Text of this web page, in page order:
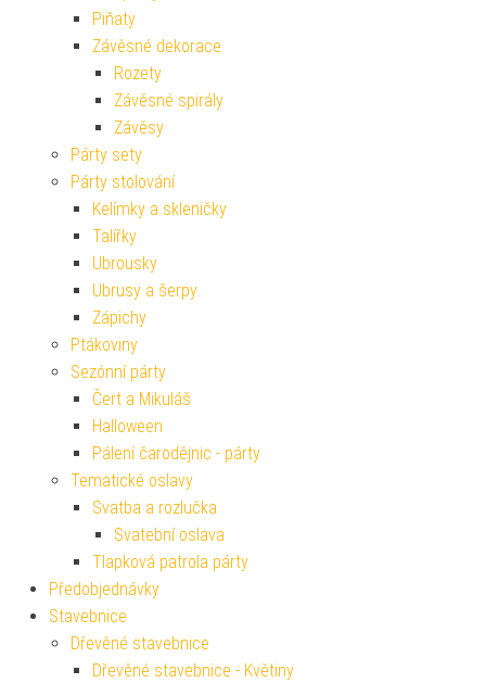
Piňaty
Závěsné dekorace
Rozety
Závěsné spirály
Závěsy
Párty sety
Párty stolování
Kelímky a skleničky
Talířky
Ubrousky
Ubrusy a šerpy
Zápichy
Ptákoviny
Sezónní párty
Čert a Mikuláš
Halloween
Pálení čarodějnic - párty
Tematické oslavy
Svatba a rozlučka
Svatební oslava
Tlapková patrola párty
Předobjednávky
Stavebnice
Dřevěné stavebnice
Dřevěné stavebnice - Květiny